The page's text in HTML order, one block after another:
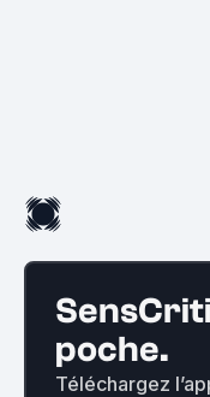
poche.
Téléchargez